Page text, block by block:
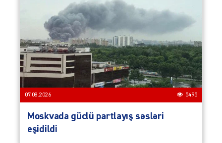
07.08.2026 5495
Moskvada güclü partlayış səsləri
eşidildi